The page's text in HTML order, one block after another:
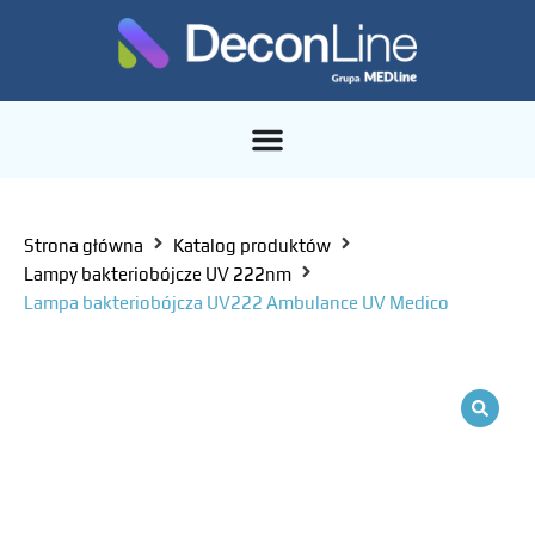
Strona główna
Katalog produktów
Lampy bakteriobójcze UV 222nm
Lampa bakteriobójcza UV222 Ambulance UV Medico